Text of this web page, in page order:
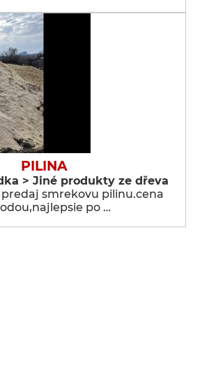
PILINA
> Jiné produkty ze dřeva
smrekovu pilinu.cena
po …